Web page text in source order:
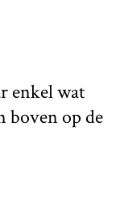
enkel wat
boven op de